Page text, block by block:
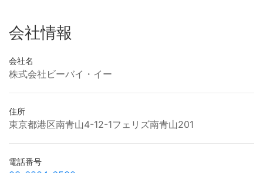
会社情報
会社名
株式会社ビーバイ・イー
住所
東京都港区南青山4-12-1フェリズ南青山201
電話番号